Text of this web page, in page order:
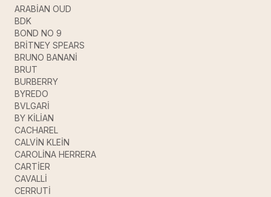
ARABİAN OUD
BDK
BOND NO 9
BRİTNEY SPEARS
BRUNO BANANİ
BRUT
BURBERRY
BYREDO
BVLGARİ
BY KİLİAN
CACHAREL
CALVİN KLEİN
CAROLİNA HERRERA
CARTİER
CAVALLİ
CERRUTİ